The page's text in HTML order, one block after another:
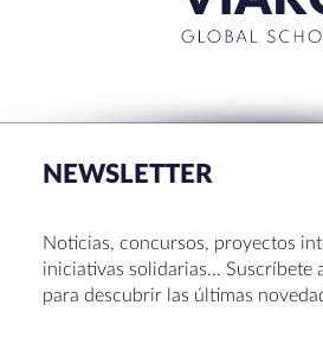
NEWSLETTER
Noticias, concursos, proyectos
iniciativas solidarias… Suscríbete
para descubrir las últimas